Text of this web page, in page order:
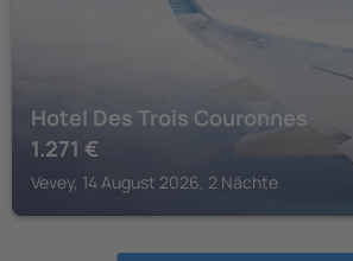
Hotel Des Trois Couronnes
1.271 €
Vevey, 14 August 2026, 2 Nächte